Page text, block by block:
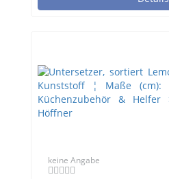
keine Angabe